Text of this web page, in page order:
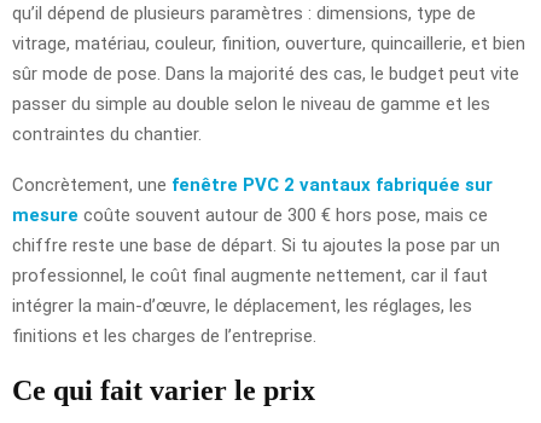
qu’il dépend de plusieurs paramètres : dimensions, type de
vitrage, matériau, couleur, finition, ouverture, quincaillerie, et bien
sûr mode de pose. Dans la majorité des cas, le budget peut vite
passer du simple au double selon le niveau de gamme et les
contraintes du chantier.
Concrètement, une fenêtre PVC 2 vantaux fabriquée sur
mesure coûte souvent autour de 300 € hors pose, mais ce
chiffre reste une base de départ. Si tu ajoutes la pose par un
professionnel, le coût final augmente nettement, car il faut
intégrer la main-d’œuvre, le déplacement, les réglages, les
finitions et les charges de l’entreprise.
Ce qui fait varier le prix